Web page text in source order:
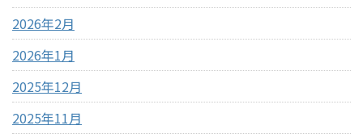
2026年2月
2026年1月
2025年12月
2025年11月